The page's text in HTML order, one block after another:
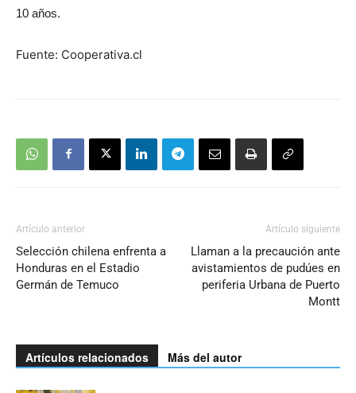
10 años.
Fuente: Cooperativa.cl
Artículo anterior
Selección chilena enfrenta a
Honduras en el Estadio
Germán de Temuco
Artículo siguiente
Llaman a la precaución ante
avistamientos de pudúes en
periferia Urbana de Puerto
Montt
Artículos relacionados Más del autor